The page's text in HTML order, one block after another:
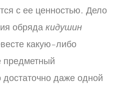
с ее ценностью. Дело
обряда кидушин
какую-либо
достаточно даже одной